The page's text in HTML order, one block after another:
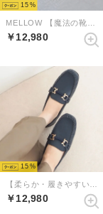
15
￥12,980
15
￥12,980